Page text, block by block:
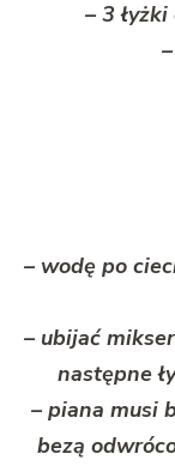
– 3
– wodę po
– ubijać
następne
– piana musi
bezą